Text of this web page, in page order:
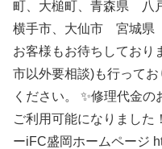
町、大槌町、青森県 八
横手市、大仙市 宮城
お客様もお待ちしており
市以外要相談)も行って
ください。 ✨修理代金
ご利用可能になりました
ーiFC盛岡ホームページ